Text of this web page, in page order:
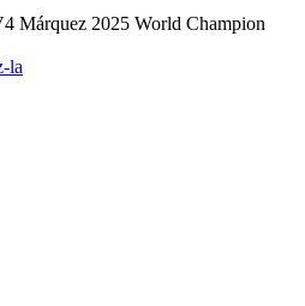
Márquez 2025 World Champion
la